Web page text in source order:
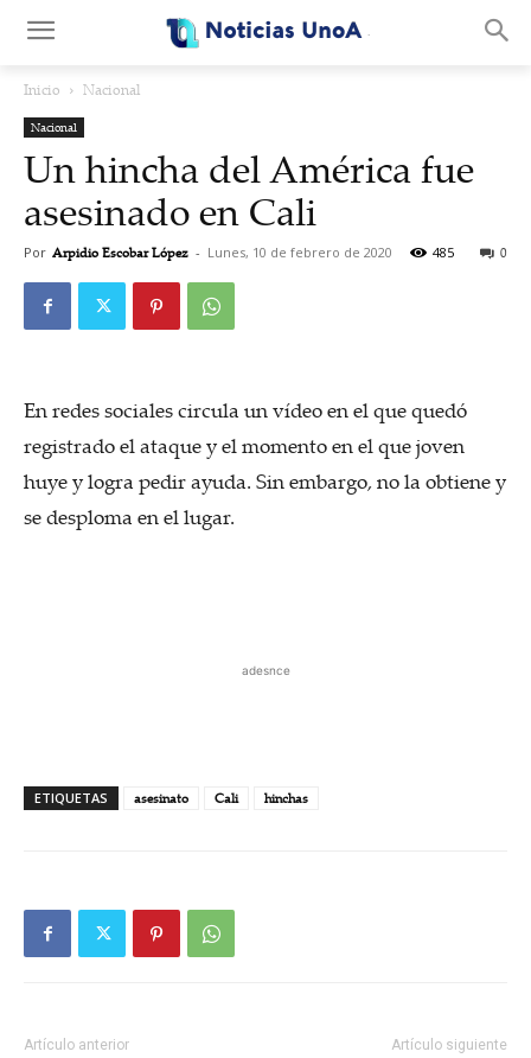
Inicio Nacional
Nacional
Un hincha del América fue
asesinado en Cali
Por Arpidio Escobar López - Lunes, 10 de febrero de 2020 0
485
En redes sociales circula un vídeo en el que quedó
registrado el ataque y el momento en el que joven
huye y logra pedir ayuda. Sin embargo, no la obtiene y
se desploma en el lugar.
adesnce
ETIQUETAS asesinato Cali hinchas
Artículo anterior Artículo siguiente